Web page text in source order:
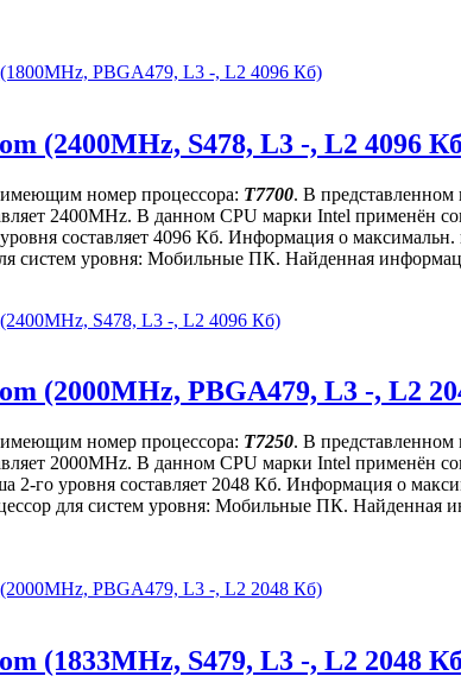
PBGA479, L3 -, L2 4096 Кб)
(2400MHz, S478, L3 -, L2 4096
номер процессора: T7700. В представленном
2400MHz. В данном CPU марки Intel применён
составляет 4096 Кб. Информация о
систем уровня: Мобильные ПК. Найденная
S478, L3 -, L2 4096 Кб)
(2000MHz, PBGA479, L3 -, L2
номер процессора: T7250. В представленном
2000MHz. В данном CPU марки Intel применён
2-го уровня составляет 2048 Кб. Информация о
для систем уровня: Мобильные ПК. Найденная
PBGA479, L3 -, L2 2048 Кб)
(1833MHz, S479, L3 -, L2 2048